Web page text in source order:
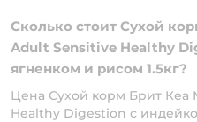
Сколько стоит Сухой
Adult Sensitive Healthy
ягненком и рисом 1.5кг?
Цена Сухой корм Брит Кеа
Healthy Digestion с